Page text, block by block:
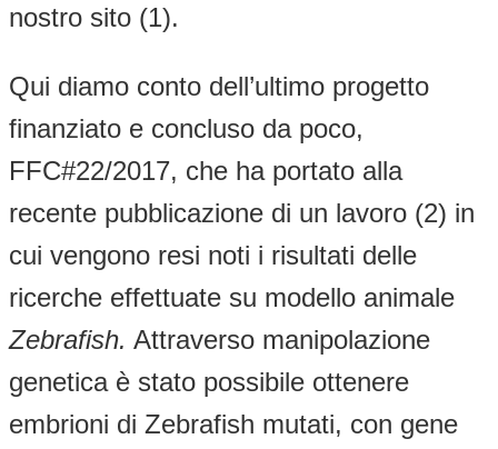
nostro sito (1).
Qui diamo conto dell’ultimo progetto
finanziato e concluso da poco,
FFC#22/2017, che ha portato alla
recente pubblicazione di un lavoro (2) in
cui vengono resi noti i risultati delle
ricerche effettuate su modello animale
Zebrafish. Attraverso manipolazione
genetica è stato possibile ottenere
embrioni di Zebrafish mutati, con gene